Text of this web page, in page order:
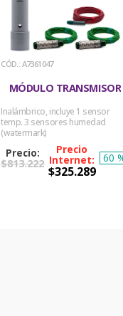
: A7361047
MÓDULO TRANSMISOR
Inalámbrico, incluye 1 sensor
temp. 3 sensores humedad
(watermark)
$813.222
$325.289
60